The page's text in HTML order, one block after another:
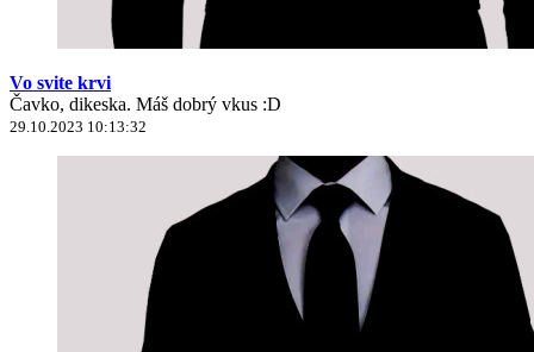
Vo svite krvi
Čavko, dikeska. Máš dobrý vkus :D
29.10.2023 10:13:32